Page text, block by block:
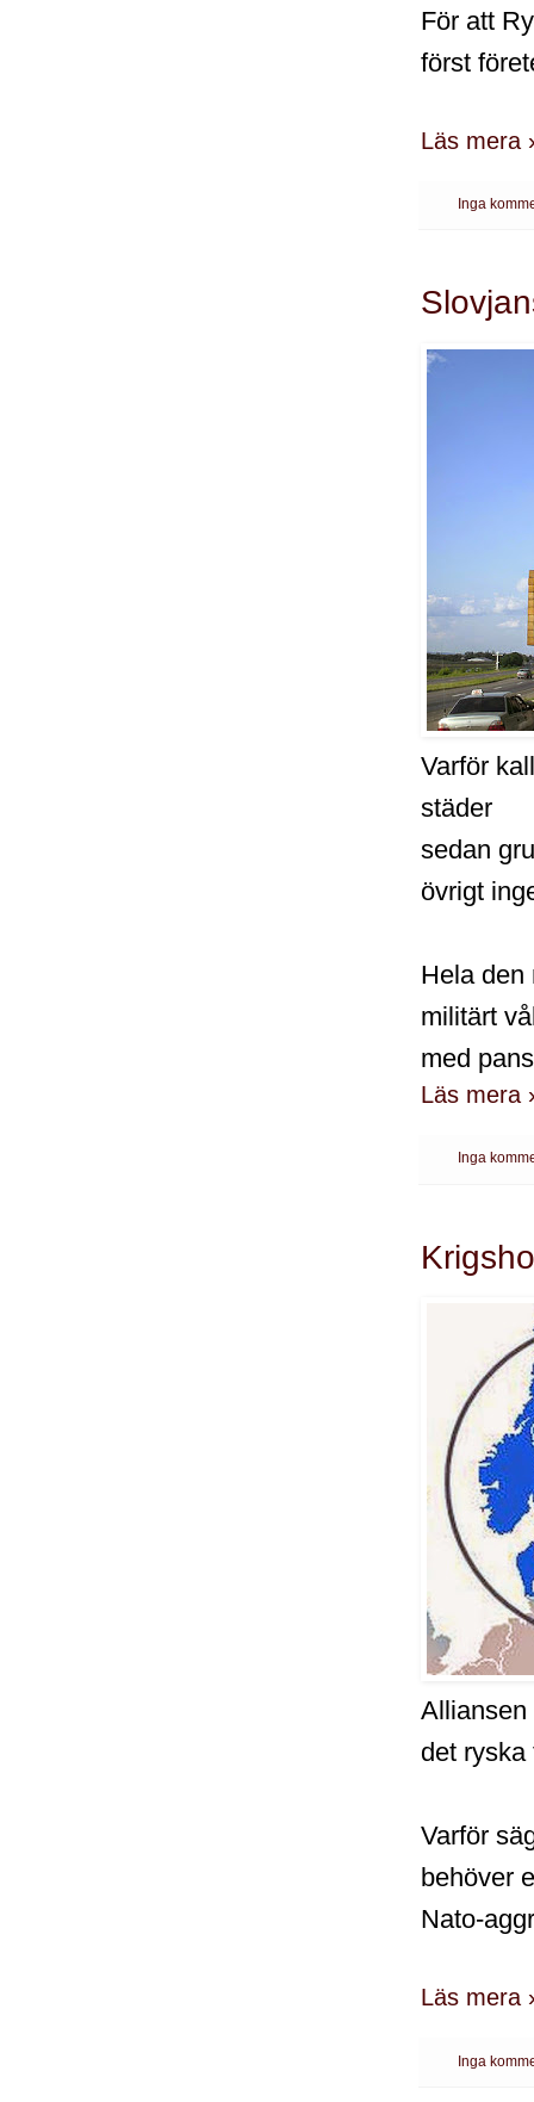
För att
först
Läs mera
Inga
Varför
städer
sedan
övrigt
Hela den
militärt
med
Läs mera
Inga
Alliansen
det ryska
Varför
behöver
Nato-
Läs mera
Inga